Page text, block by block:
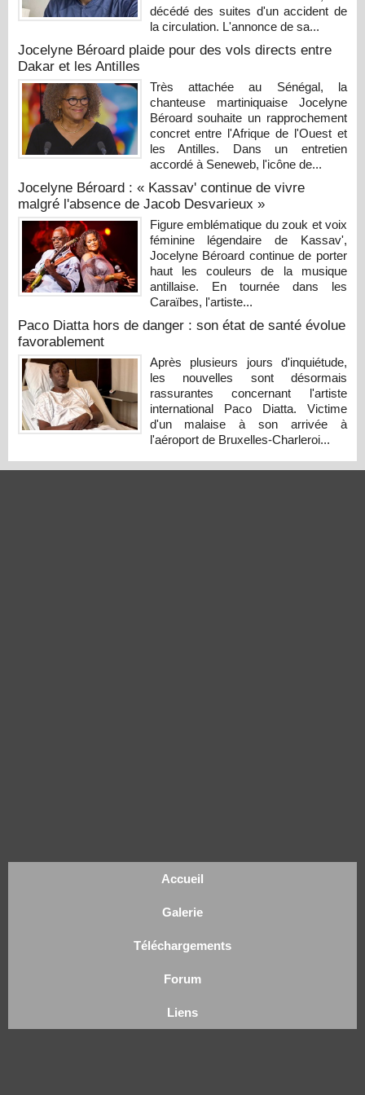
décédé des suites d'un accident de
la circulation. L'annonce de sa...
Jocelyne Béroard plaide pour des vols directs entre
Dakar et les Antilles
Très attachée au Sénégal, la
chanteuse martiniquaise Jocelyne
Béroard souhaite un rapprochement
concret entre l'Afrique de l'Ouest et
les Antilles. Dans un entretien
accordé à Seneweb, l'icône de...
Jocelyne Béroard : « Kassav' continue de vivre
malgré l'absence de Jacob Desvarieux »
Figure emblématique du zouk et voix
féminine légendaire de Kassav',
Jocelyne Béroard continue de porter
haut les couleurs de la musique
antillaise. En tournée dans les
Caraïbes, l'artiste...
Paco Diatta hors de danger : son état de santé évolue
favorablement
Après plusieurs jours d'inquiétude,
les nouvelles sont désormais
rassurantes concernant l'artiste
international Paco Diatta. Victime
d'un malaise à son arrivée à
l'aéroport de Bruxelles-Charleroi...
Accueil
Galerie
Téléchargements
Forum
Liens